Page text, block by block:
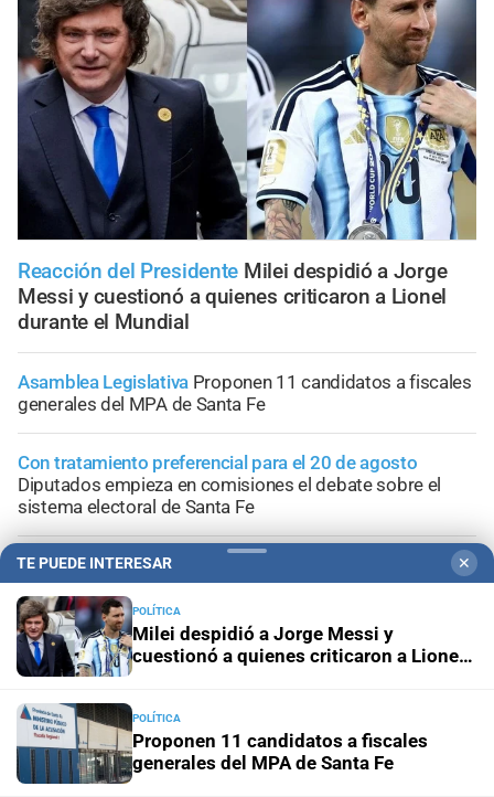
Reacción del Presidente Milei despidió a Jorge
Messi y cuestionó a quienes criticaron a Lionel
durante el Mundial
Asamblea Legislativa Proponen 11 candidatos a fiscales
generales del MPA de Santa Fe
Con tratamiento preferencial para el 20 de agosto
Diputados empieza en comisiones el debate sobre el
sistema electoral de Santa Fe
Segundo encuentro de Estamos a Tiempo
dirigentes radicales santafesinos entre los firmantes de
"Apurar el Paso"
Jornada de InternacionalizaciónLa adaptación climática:
TE PUEDE INTERESAR ✕
POLÍTICA
Milei despidió a Jorge Messi y
cuestionó a quienes criticaron a Lionel
POLÍTICA
Proponen 11 candidatos a fiscales
generales del MPA de Santa Fe